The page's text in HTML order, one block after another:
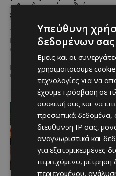
«Δεν θα υπήρχε δρόμος
διαφυγής», προειδοποιεί ο
Αντιδήμαρχος
Για ακόμη μία φορά, μια
ανθρώπινη απερισκεψία έφερε
την Κύπρο ένα βήμα πριν από μια
μεγάλη οικολογική
καταστροφή....
Η
Υπεύθυνη
δεδομένων σας
Εμείς και οι
χρησιμοποιούμε
τεχνολογίες για να
έχουμε πρόσβαση σε
συσκευή σας και να
προσωπικά δεδομένα,
διεύθυνση IP σας,
αναγνωριστικά και
για εξατομικευμένες
περιεχόμενο, μέτρηση
περιεχομένου,